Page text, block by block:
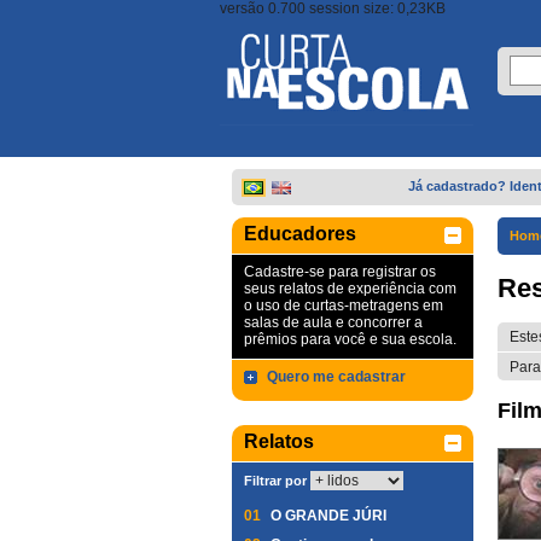
versão 0.700 session size: 0,23KB
Já cadastrado?
Educadores
Cadastre-se para registrar os
seus relatos de experiência com
o uso de curtas-metragens em
salas de aula e concorrer a
prêmios para você e sua escola.
Quero me cadastrar
Relatos
Filtrar por
01 O GRANDE JÚRI